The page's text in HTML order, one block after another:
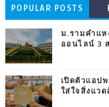
POPULAR POSTS
ม.รามคำแ
ออนไลน์ 3
เปิดตัวแอป
ใส่ใจสิ่งแวด